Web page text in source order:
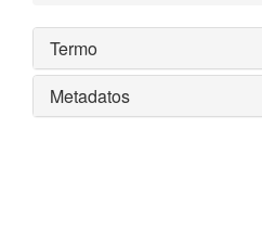
Termo
Metadatos